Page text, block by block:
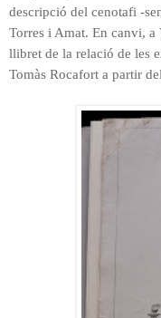
descripció del cenotafi -
Torres i Amat. En canvi,
llibret de la relació de les
Tomàs Rocafort a partir